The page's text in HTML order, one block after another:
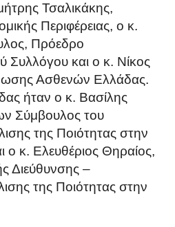
Τσαλικάκης,
Περιφέρειας, ο κ.
Πρόεδρο
Συλλόγου και ο κ. Νίκος
Ασθενών Ελλάδας.
ήταν ο κ. Βασίλης
Σύμβουλος του
της Ποιότητας στην
ο κ. Ελευθέριος Θηραίος,
Διεύθυνσης –
της Ποιότητας στην